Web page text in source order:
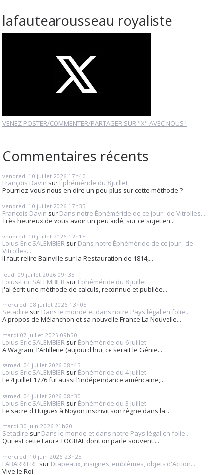
lafautearousseau royaliste
VENEZ POSTER/COMMENTER/PARTAGER SUR "X" AVEC NOUS !
Commentaires récents
vendredi 10 juillet 2026 17h40
François Davin sur Éphéméride du 8 juillet
Pourriez-vous nous en dire un peu plus sur cette méthode ?
vendredi 10 juillet 2026 17h35
François Davin sur Dans notre Éphéméride de ce jour : de Vitrolles...
Très heureux de vous avoir un peu aidé, sur ce sujet en...
vendredi 10 juillet 2026 12h15
Loius-Eric SALEMBIER sur Dans notre Éphéméride de ce jour : de
Vitrolles...
Il faut relire Bainville sur la Restauration de 1814,...
jeudi 09 juillet 2026 09h35
Loius-Eric SALEMBIER sur Éphéméride du 8 juillet
j'ai écrit une méthode de calculs, reconnue et publiée...
mercredi 08 juillet 2026 13h05
Setadire sur Dans le monde et dans notre Pays légal en folie...
A propos de Mélanchon et sa nouvelle France La Nouvelle...
mardi 07 juillet 2026 09h50
Loius-Eric SALEMBIER sur Éphéméride du 6 juillet
A Wagram, l'Artillerie (aujourd'hui, ce serait le Génie...
samedi 04 juillet 2026 08h45
Loius-Eric SALEMBIER sur Éphéméride du 4 juillet
Le 4 juillet 1776 fut aussi l'indépendance américaine,...
samedi 04 juillet 2026 08h30
Loius-Eric SALEMBIER sur Éphéméride du 3 juillet
Le sacre d'Hugues à Noyon inscrivit son règne dans la...
mardi 30 juin 2026 21h20
Setadire sur Dans le monde et dans notre Pays légal en folie...
Qui est cette Laure TOGRAF dont on parle souvent....
mercredi 10 juin 2026 23h25
LABARRIERE sur Drapeaux, insignes, emblèmes, objets d'Action...
Vive le Roi